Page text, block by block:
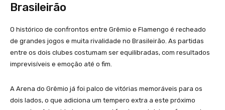
Brasileirão
O histórico de confrontos entre Grêmio e Flamengo é recheado
de grandes jogos e muita rivalidade no Brasileirão. As partidas
entre os dois clubes costumam ser equilibradas, com resultados
imprevisíveis e emoção até o fim.
A Arena do Grêmio já foi palco de vitórias memoráveis para os
dois lados, o que adiciona um tempero extra a este próximo